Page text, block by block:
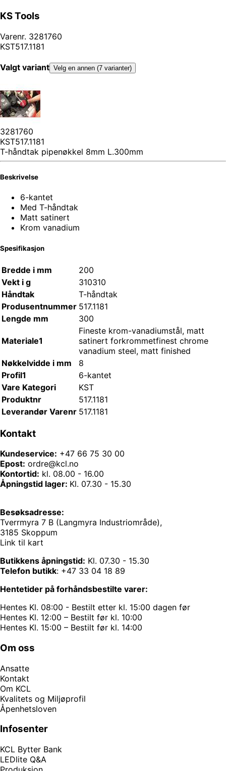
KS Tools
Varenr. 3281760
KST517.1181
Valgt variant Velg en annen (7 varianter)
3281760
KST517.1181
T-håndtak pipenøkkel 8mm L.300mm
Beskrivelse
6-kantet
Med T-håndtak
Matt satinert
Krom vanadium
Spesifikasjon
Bredde i mm
200
Vekt i g
310310
Håndtak
T-håndtak
Produsentnummer 517.1181
Lengde mm
300
Materiale1
Fineste krom-vanadiumstål, matt
satinert forkrommetfinest chrome
vanadium steel, matt finished
Nøkkelvidde i mm
8
Profil1
6-kantet
Vare Kategori
KST
Produktnr
517.1181
Leverandør Varenr 517.1181
Kontakt
Kundeservice: +47 66 75 30 00
Epost: ordre@kcl.no
Kontortid: kl. 08.00 - 16.00
Åpningstid lager: Kl. 07.30 - 15.30
Besøksadresse:
Tverrmyra 7 B (Langmyra Industriområde),
3185 Skoppum
Link til kart
Butikkens åpningstid: Kl. 07.30 - 15.30
Telefon butikk: +47 33 04 18 89
Hentetider på forhåndsbestilte varer:
Hentes Kl. 08:00 - Bestilt etter kl. 15:00 dagen før
Hentes Kl. 12:00 – Bestilt før kl. 10:00
Hentes Kl. 15:00 – Bestilt før kl. 14:00
Om oss
Ansatte
Kontakt
Om KCL
Kvalitets og Miljøprofil
Åpenhetsloven
Infosenter
KCL Bytter Bank
LEDlite Q&A